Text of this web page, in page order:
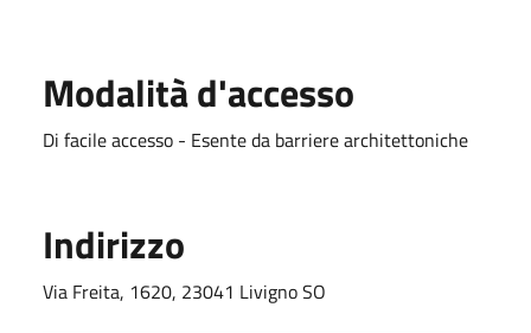
Modalità d'accesso
Di facile accesso - Esente da barriere architettoniche
Indirizzo
Via Freita, 1620, 23041 Livigno SO